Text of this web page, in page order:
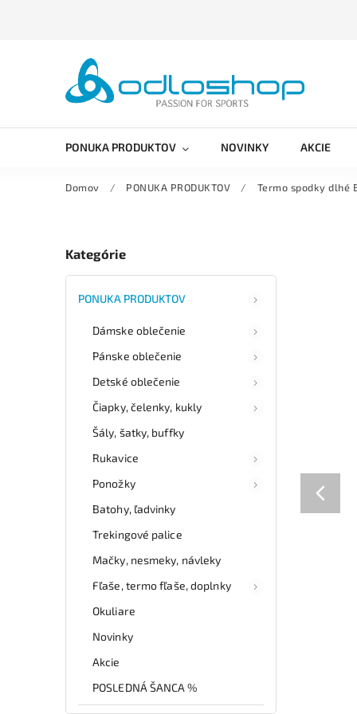
PONUKA PRODUKTOV NOVINKY AKCIE
Domov / PONUKA PRODUKTOV / Termo spodky dlhé
Kategórie
PONUKA PRODUKTOV
Dámske oblečenie
Pánske oblečenie
Detské oblečenie
Čiapky, čelenky, kukly
Šály, šatky, buffky
Rukavice
Ponožky
Batohy, ľadvinky
Trekingové palice
Mačky, nesmeky, návleky
Fľaše, termo fľaše, doplnky
Okuliare
Novinky
Akcie
POSLEDNÁ ŠANCA %